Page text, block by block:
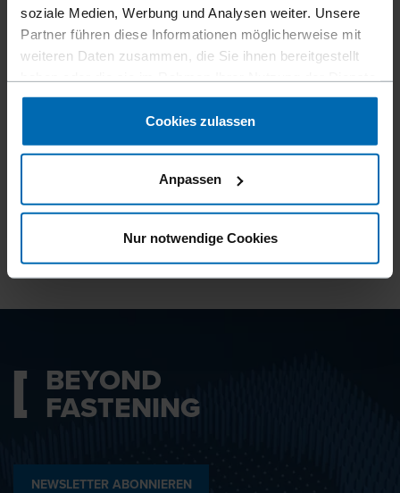
soziale Medien, Werbung und Analysen weiter. Unsere
Partner führen diese Informationen möglicherweise mit
weiteren Daten zusammen, die Sie ihnen bereitgestellt
gesammelt haben.
Cookies zulassen
Anpassen
Nur notwendige Cookies
Datenschutzbestimmungen
BEYOND
FASTENING
NEWSLETTER ABONNIEREN